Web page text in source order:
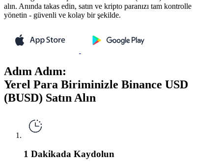
alın. Anında takas edin, satın ve kripto paranızı tam kontrolle
yönetin - güvenli ve kolay bir şekilde.
Adım Adım:
Yerel Para Biriminizle Binance USD
(BUSD) Satın Alın
1 Dakikada Kaydolun